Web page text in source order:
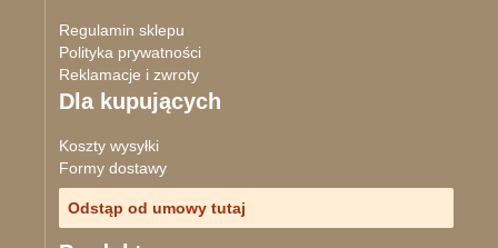
Regulamin sklepu
Polityka prywatności
Reklamacje i zwroty
Dla kupujących
Koszty wysyłki
Formy dostawy
Odstąp od umowy tutaj